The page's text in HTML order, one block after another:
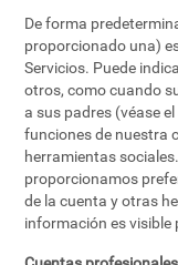
De forma
proporcionado una)
Servicios. Puede
otros, como cuando
a sus padres (véase
funciones de nuestra
herramientas
proporcionamos
de la cuenta y otras
información es visible